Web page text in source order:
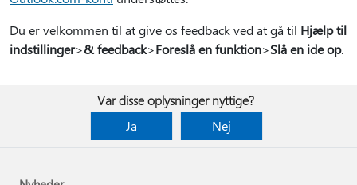
Du er velkommen til at give os feedback ved at gå til Hjælp til
indstillinger>& feedback>Foreslå en funktion>Slå en ide op.
Var disse oplysninger nyttige?
Ja
Nej